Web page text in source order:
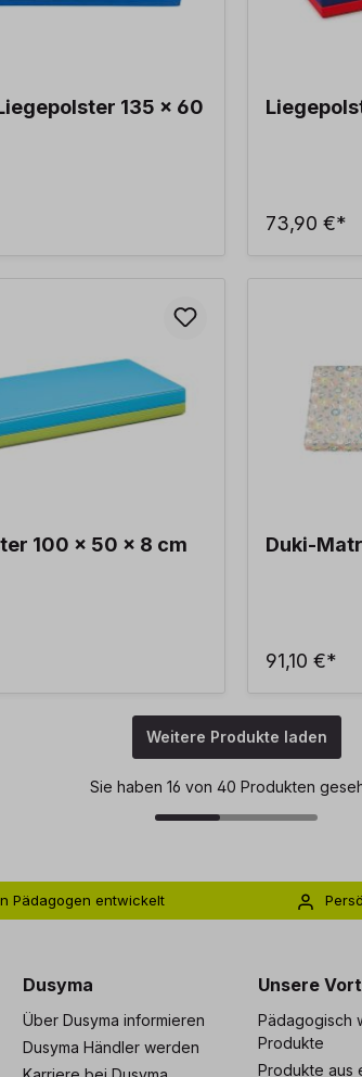
135 x 60
73,90 €*
100 x 50 x 8 cm Duki-
91,10 €*
Weitere Produkte laden
Sie haben 16 von 40 Produkten
Pädagogen entwickelt
Dusyma
Über Dusyma informieren
Dusyma Händler werden
Unsere
Pädagogisch
Produkte
Produkte aus